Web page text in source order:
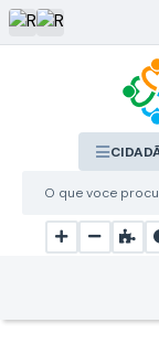
O que voce